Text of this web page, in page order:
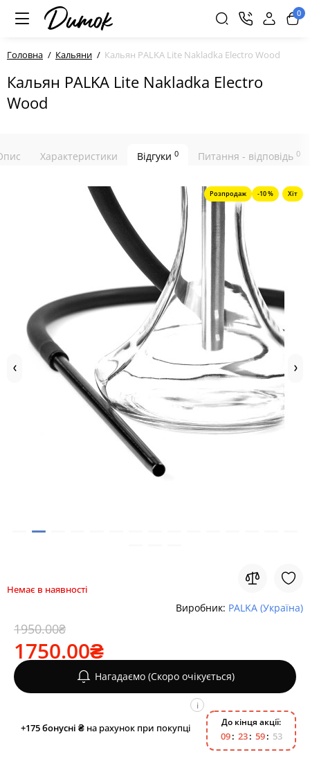
0
Головна Кальяни Кальян PALKA Lite Nakladka Electro Wood
Кальян PALKA Lite Nakladka Electro
Wood
Характеристики Відгуки 0 Питання - відповідь 0
Розпродаж -10 % Хіт
Немає в наявності
Виробник: PALKA (Україна)
1950.00₴
1750.00₴
Нагадаємо (Скоро очікується)
+175бонусні ₴ на рахунок при покупці
i
До кінця акції:
09 23 59 52